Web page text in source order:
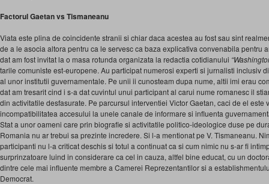
Factorul Gaetan vs Tismaneanu
Viata este plina de coincidente stranii si chiar daca acestea au fost sau sint
de a le asocia altora pentru ca le servesc ca baza explicativa convenabila pentru
dat am fost invitat la o masa rotunda organizata la redactia cotidianului
tarile comuniste est-europene. Au participat numerosi experti si jurnalisti inclusiv
al unor institutii guvernamentale. Pe unii ii cunosteam dupa nume, altii imi erau
dat am tresarit cind i s-a dat cuvintul unui participant al carui nume romanesc il
din activitatile desfasurate. Pe parcursul interventiei Victor Gaetan, caci de el este
incompatibilitatea accesului la unele canale de informare si influenta
Stat a unor oameni care prin biografie si activitatile politico-ideologice duse pe
Romania nu ar trebui sa prezinte incredere. Si l-a mentionat pe V. Tismaneanu.
participanti nu l-a criticat deschis si totul a continuat ca si cum nimic nu s-ar fi
surprinzatoare luind in considerare ca cel in cauza, altfel bine educat, cu un
dintre cele mai influente membre a Camerei Reprezentantilor si a
Democrat.